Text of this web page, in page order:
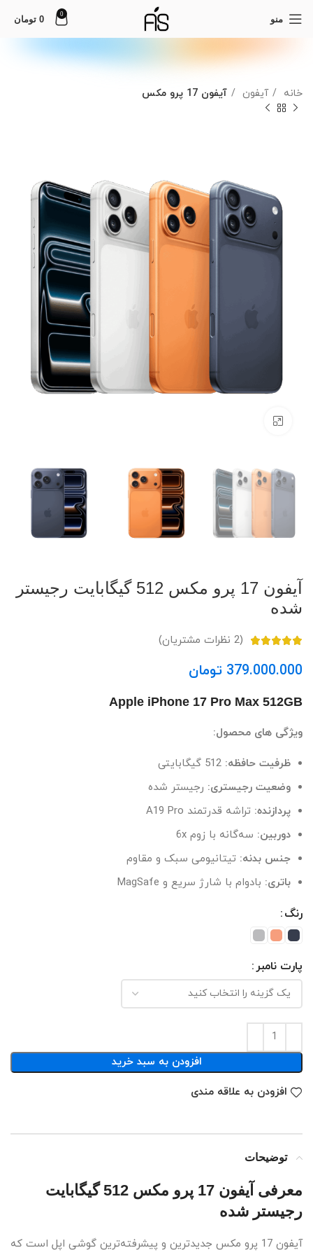
منو 0
0 تومان
خانه آیفون آیفون 17 پرو مکس
آیفون 17 پرو مکس 512 گیگابایت رجیستر
شده
(
2 نظرات مشتریان)
تومان
Apple iPhone 17 Pro Max 512GB
ویژگی های محصول:
ظرفیت حافظه:
وضعیت رجیستری: رجیستر شده
پردازنده: تراشه قدرتمند A19 Pro
دوربین: سه‌گانه با زوم 6x
جنس بدنه: تیتانیومی سبک و مقاوم
باتری: بادوام با شارژ سریع و MagSafe
رنگ
پارت نامبر
افزودن به سبد خرید
افزودن به علاقه مندی
توضیحات
معرفی آیفون 17 پرو مکس 512 گیگابایت
رجیستر شده
آیفون 17 پرو مکس جدیدترین و پیشرفته‌ترین گوشی اپل است که